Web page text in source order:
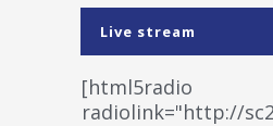
Live stream
[html5radio
radiolink="http://